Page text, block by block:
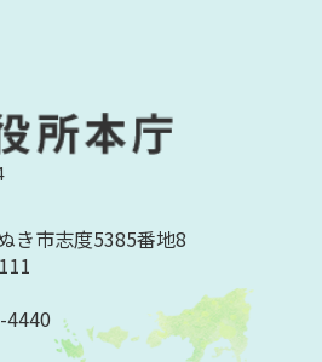
き市志度5385番地8
4440